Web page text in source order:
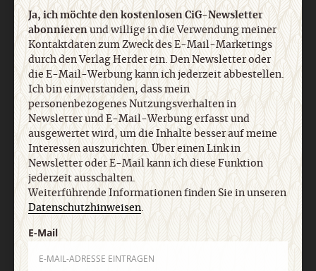
Vertrag widerrufen Abo online kündigen
Nach oben
Ja, ich möchte den kostenlosen CiG-Newsletter
abonnierenund willige in die Verwendung meiner
Kontaktdaten zum Zweck des E-Mail-Marketings
durch den Verlag Herder ein. Den Newsletter oder
die E-Mail-Werbung kann ich jederzeit abbestellen.
Ich bin einverstanden, dass mein
personenbezogenes Nutzungsverhalten in
Newsletter und E-Mail-Werbung erfasst und
ausgewertet wird, um die Inhalte besser auf meine
Interessen auszurichten. Über einen Link in
Newsletter oder E-Mail kann ich diese Funktion
jederzeit ausschalten.
Weiterführende Informationen finden Sie in unseren
Datenschutzhinweisen.
E-Mail